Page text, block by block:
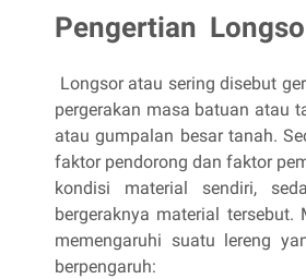
Pengertian
Longsor atau sering disebut
pergerakan masa batuan atau
atau gumpalan besar tanah.
faktor pendorong dan faktor
kondisi material sendiri,
bergeraknya material
memengaruhi suatu lereng
berpengaruh: